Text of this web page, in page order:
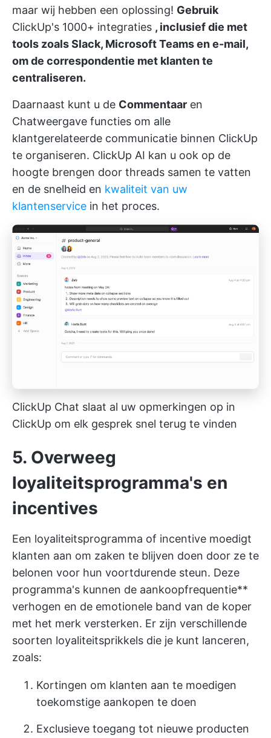
maar wij hebben een oplossing! Gebruik
ClickUp's 1000+ integraties , inclusief die met
tools zoals Slack, Microsoft Teams en e-mail,
om de correspondentie met klanten te
centraliseren.
Daarnaast kunt u de Commentaar en
Chatweergave functies om alle
klantgerelateerde communicatie binnen ClickUp
te organiseren. ClickUp AI kan u ook op de
hoogte brengen door threads samen te vatten
en de snelheid en kwaliteit van uw
klantenservice in het proces.
ClickUp Chat slaat al uw opmerkingen op in
ClickUp om elk gesprek snel terug te vinden
5. Overweeg
loyaliteitsprogramma's en
incentives
Een loyaliteitsprogramma of incentive moedigt
klanten aan om zaken te blijven doen door ze te
belonen voor hun voortdurende steun. Deze
programma's kunnen de aankoopfrequentie**
verhogen en de emotionele band van de koper
met het merk versterken. Er zijn verschillende
soorten loyaliteitsprikkels die je kunt lanceren,
zoals:
Kortingen om klanten aan te moedigen
toekomstige aankopen te doen
Exclusieve toegang tot nieuwe producten